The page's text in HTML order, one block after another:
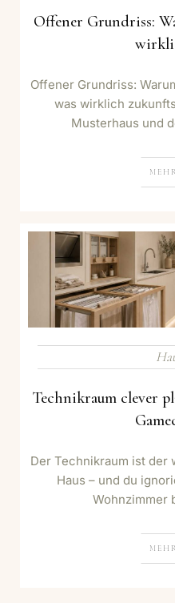
Offener Grundriss:
Offener Grundriss:
was wirklich
Musterhaus und
Technikraum clever
Der Technikraum ist der
Haus – und du
Wohnzimmer